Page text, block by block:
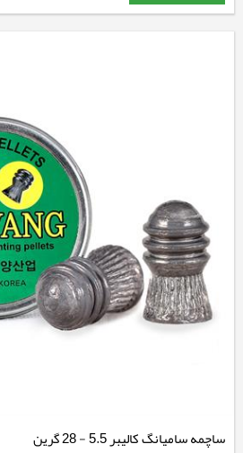
ساچمه سامیانگ کالیبر 5.5 - 28 گرین